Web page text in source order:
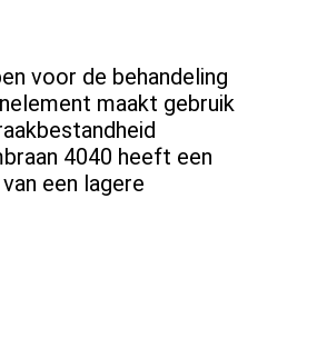
voor de behandeling
maakt gebruik
4040 heeft een
een lagere